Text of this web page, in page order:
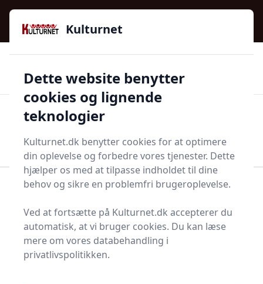
Kulturnet - Alt Det Gode I Livet | Din Kulturguide Siden
2016
97 kategorier 👍Kun godkendte butikker
Start søgning
Bolig og indretning
Køkken og spisestue
Knivblade - 22 på lager
Kulturnet
Dette website benytter
cookies og lignende
teknologier
Kulturnet.dk benytter cookies for at optimere
din oplevelse og forbedre vores tjenester. Dette
hjælper os med at tilpasse indholdet til dine
behov og sikre en problemfri brugeroplevelse.
Ved at fortsætte på Kulturnet.dk accepterer du
automatisk, at vi bruger cookies. Du kan læse
mere om vores databehandling i
privatlivspolitikken.